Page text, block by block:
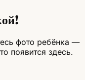
фото ребёнка —
появится здесь.